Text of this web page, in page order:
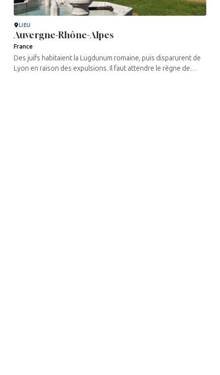
LIEU
Auvergne-Rhône-Alpes
France
Des juifs habitaient la Lugdunum romaine, puis disparurent de
Lyon en raison des expulsions. Il faut attendre le règne de